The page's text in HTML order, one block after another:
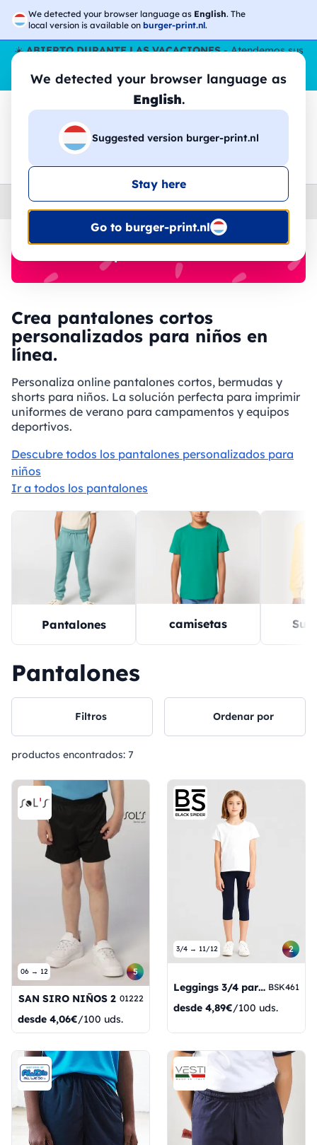
We detected your browser language as English. The
local version is available on burger-print.nl.
We detected your browser language as
English.
Suggested version burger-print.nl
Stay here
Go to burger-print.nl
☀️ABIERTO DURANTE LAS VACACIONES- Atendemos sus
pedidos durante todo el verano, incluso en agosto.
Sin parar
😎🌴
🔎
Home › Pantalones › ninos
Crea pantalones cortos
personalizados para niños en
línea.
Personaliza online pantalones cortos, bermudas y
shorts para niños. La solución perfecta para imprimir
uniformes de verano para campamentos y equipos
deportivos.
Descubre todos los pantalones personalizados para
niños
Ir a todos los pantalones
Pantalones camisetas
Pantalones
Filtros Ordenar por
productos encontrados: 7
06 → 12 5
SAN SIRO NIÑOS 2 01222
desde 4,06€/100 uds.
3/4 → 11/12 2
Leggings 3/4 para niñas BSK461
desde 4,89€/100 uds.